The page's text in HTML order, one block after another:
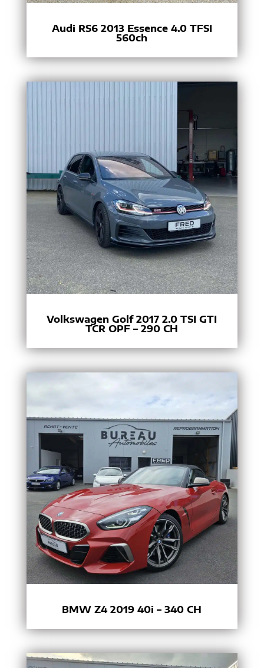
Audi RS6 2013 Essence 4.0 TFSI
560ch
Volkswagen Golf 2017 2.0 TSI GTI
TCR OPF – 290 CH
BMW Z4 2019 40i – 340 CH